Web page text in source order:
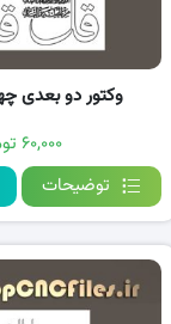
وکتور دو بعدی
۶۰,۰۰۰ تومان
توضیحات